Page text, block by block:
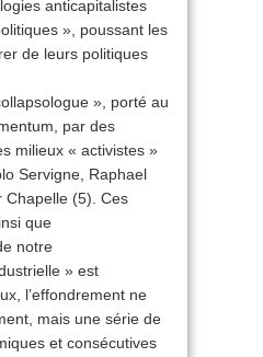
anticapitalistes
», poussant les
de leurs politiques
», porté au
par des
milieux « activistes »
Servigne, Raphael
Chapelle (5). Ces
que
notre
» est
l’effondrement ne
mais une série de
et consécutives